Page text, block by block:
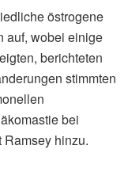
östrogene
auf, wobei einige
berichteten
stimmten
bei
hinzu.